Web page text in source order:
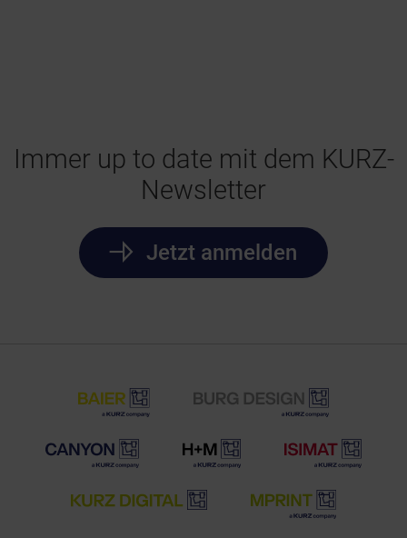
Immer up to date mit dem KURZ-
Newsletter
Jetzt anmelden